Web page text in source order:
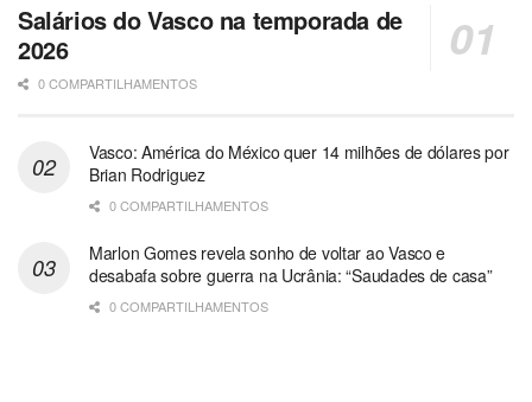
Salários do Vasco na temporada de
2026
0 COMPARTILHAMENTOS
Vasco: América do México quer 14 milhões de dólares por
Brian Rodriguez
0 COMPARTILHAMENTOS
Marlon Gomes revela sonho de voltar ao Vasco e
desabafa sobre guerra na Ucrânia: “Saudades de casa”
0 COMPARTILHAMENTOS